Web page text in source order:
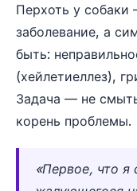
Перхоть у собаки
заболевание, а
быть:
(хейлетиеллез),
Задача — не
корень проблемы.
«Первое, что я